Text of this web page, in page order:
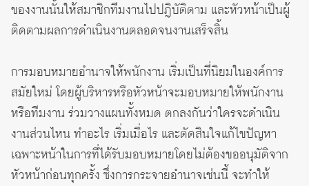
ของงานนั้นให้สมาชิกทีมงานไปปฎิบัติตาม และหัวหน้าเป็นผู้
ติดตามผลการดำเนินงานตลอดจนงานเสร็จสิ้น
การมอบหมายอำนาจให้พนักงาน เริ่มเป็นที่นิยมในองค์การ
สมัยใหม่ โดยผู้บริหารหรือหัวหน้าจะมอบหมายให้พนักงาน
หรือทีมงาน ร่วมวางแผนทั้งหมด ตกลงกันว่าใครจะดำเนิน
งานส่วนไหน ทำอะไร เริ่มเมื่อไร และตัดสินใจแก้ไขปัญหา
เฉพาะหน้าในการที่ได้รับมอบหมายโดยไม่ต้องขออนุมัติจาก
หัวหน้าก่อนทุกครั้ง ซึ่งการกระจายอำนาจเช่นนี้ จะทำให้